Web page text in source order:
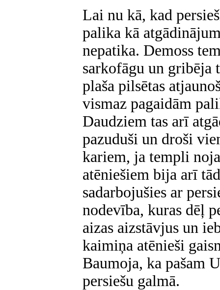
Lai nu kā, kad
palika kā
nepatika. Demoss
sarkofāgu un gribēja
plaša pilsētas
vismaz pagaidām
Daudziem tas arī
pazuduši un droši
kariem, ja templi
atēniešiem bija arī
sadarbojušies ar
nodevība, kuras dēļ
aizas aizstāvjus un
kaimiņa atēnieši
Baumoja, ka pašam
persiešu galmā.